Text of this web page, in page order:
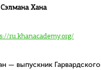
Хана
ru.khanacademy.org/
— выпускник Гарвардского